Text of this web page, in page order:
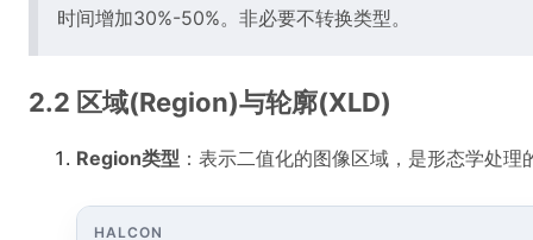
时间增加30%-50%。非必要不转换类型。
2.2 区域(Region)与轮廓(XLD)
Region类型 ：表示二值化的图像区域，是形态学处
HALCON